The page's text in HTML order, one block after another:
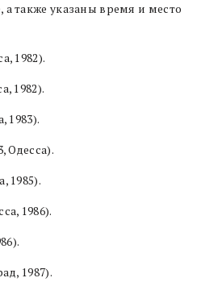
также указаны время и место
1982).
1982).
1983).
Одесса).
1985).
1986).
1987).